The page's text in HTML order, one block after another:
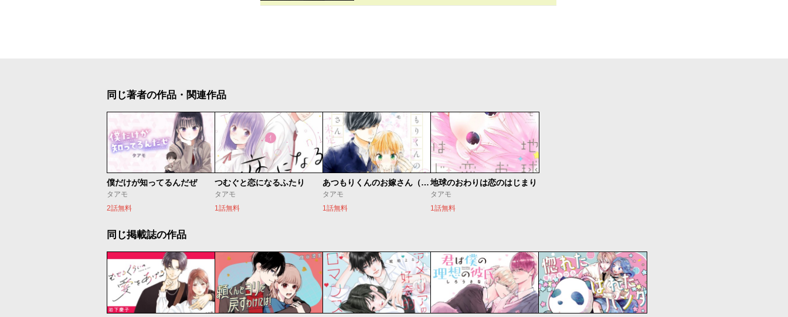
同じ著者の作品・関連作品
僕だけが知ってるんだぜ
タアモ
2話無料
つむぐと恋になるふたり
タアモ
1話無料
あつもりくんのお嫁さん（←未定）
タアモ
1話無料
地球のおわりは恋のはじまり
タアモ
1話無料
同じ掲載誌の作品